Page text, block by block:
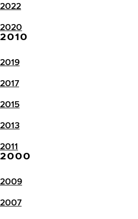
2022
2020
2010
2019
2017
2015
2013
2011
2000
2009
2007